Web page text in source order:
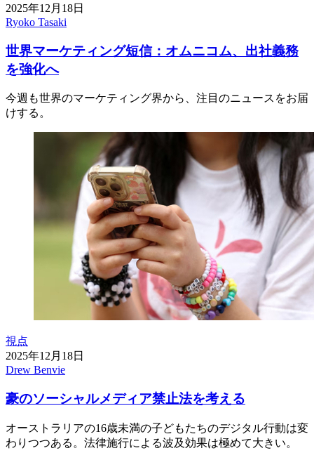
2025年12月18日
Ryoko Tasaki
世界マーケティング短信：オムニコム、出社義務
を強化へ
今週も世界のマーケティング界から、注目のニュースをお届
けする。
視点
2025年12月18日
Drew Benvie
豪のソーシャルメディア禁止法を考える
オーストラリアの16歳未満の子どもたちのデジタル行動は変
わりつつある。法律施行による波及効果は極めて大きい。